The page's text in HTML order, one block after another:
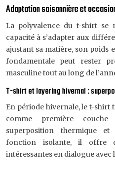
Adaptation saisonnière et
La polyvalence du t-shirt se
capacité à s’adapter aux
ajustant sa matière, son poids
fondamentale peut rester
masculine tout au long de
T-shirt et layering hivernal :
En période hivernale, le t-shirt
comme première
superposition thermique
fonction isolante, il offre
intéressantes en dialogue avec